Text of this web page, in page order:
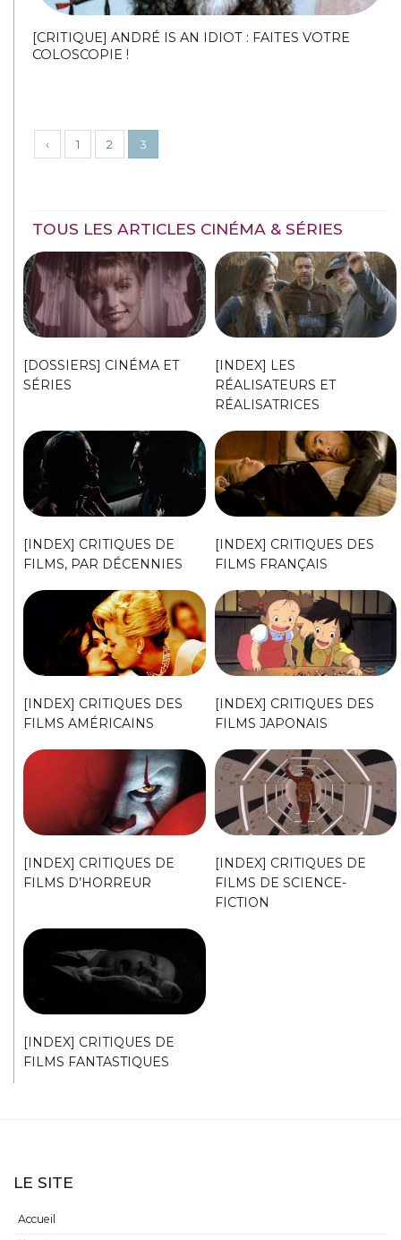
[CRITIQUE] ANDRÉ IS AN IDIOT : FAITES VOTRE
COLOSCOPIE !
‹ 1 2 3
TOUS LES ARTICLES CINÉMA & SÉRIES
[DOSSIERS] CINÉMA ET
SÉRIES
[INDEX] LES
RÉALISATEURS ET
RÉALISATRICES
[INDEX] CRITIQUES DE
FILMS, PAR DÉCENNIES
[INDEX] CRITIQUES DES
FILMS FRANÇAIS
[INDEX] CRITIQUES DES
FILMS AMÉRICAINS
[INDEX] CRITIQUES DES
FILMS JAPONAIS
[INDEX] CRITIQUES DE
FILMS D’HORREUR
[INDEX] CRITIQUES DE
FILMS DE SCIENCE-
FICTION
[INDEX] CRITIQUES DE
FILMS FANTASTIQUES
LE SITE
Accueil